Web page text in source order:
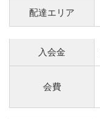
配達エリア
入会金
会費